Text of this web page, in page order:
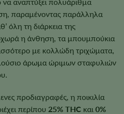
παραμένοντας παράλληλα
όλη τη διάρκεια της
η άνθηση, τα μπουμπούκια
με κολλώδη τριχώματα,
άρωμα ώριμων σταφυλιών
προδιαγραφές, η ποικιλία
περίπου 25% THC και 0%